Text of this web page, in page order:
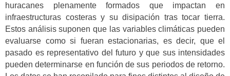
huracanes plenamente formados que impactan en
infraestructuras costeras y su disipación tras tocar tierra.
Estos análisis suponen que las variables climáticas pueden
evaluarse como si fueran estacionarias, es decir, que el
pasado es representativo del futuro y que sus intensidades
pueden determinarse en función de sus periodos de retorno.